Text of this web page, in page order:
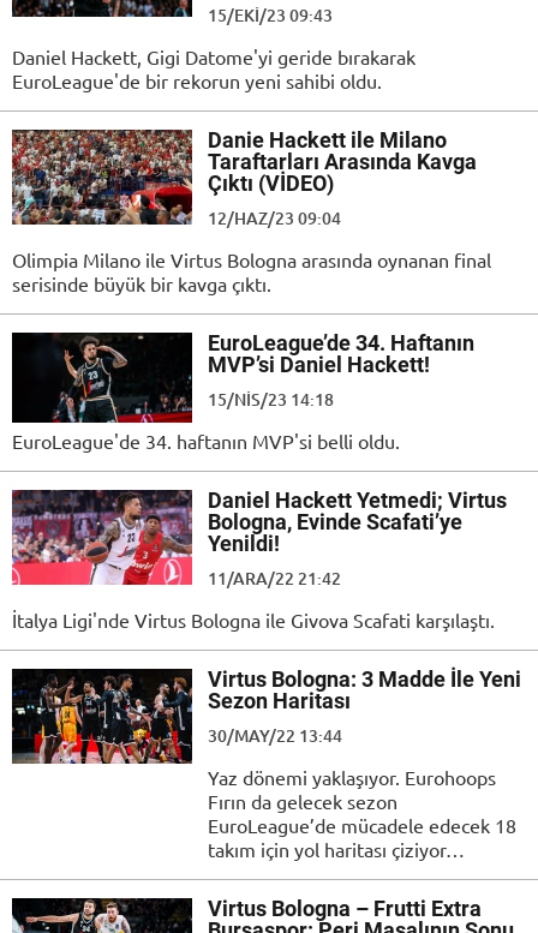
15/EKI/23 09:43
Daniel Hackett, Gigi Datome'yi geride bırakarak
EuroLeague'de bir rekorun yeni sahibi oldu.
Danie Hackett ile Milano
Taraftarları Arasında Kavga
Çıktı (VİDEO)
12/HAZ/23 09:04
Olimpia Milano ile Virtus Bologna arasında oynanan final
serisinde büyük bir kavga çıktı.
EuroLeague’de 34. Haftanın
MVP’si Daniel Hackett!
15/NIS/23 14:18
EuroLeague'de 34. haftanın MVP'si belli oldu.
Daniel Hackett Yetmedi; Virtus
Bologna, Evinde Scafati’ye
Yenildi!
11/ARA/22 21:42
İtalya Ligi'nde Virtus Bologna ile Givova Scafati karşılaştı.
Virtus Bologna: 3 Madde İle Yeni
Sezon Haritası
30/MAY/22 13:44
Yaz dönemi yaklaşıyor. Eurohoops
Fırın da gelecek sezon
EuroLeague’de mücadele edecek 18
takım için yol haritası çiziyor…
Virtus Bologna – Frutti Extra